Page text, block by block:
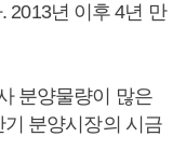
2013년 이후 4년 만
분양물량이 많은
분양시장의 시금